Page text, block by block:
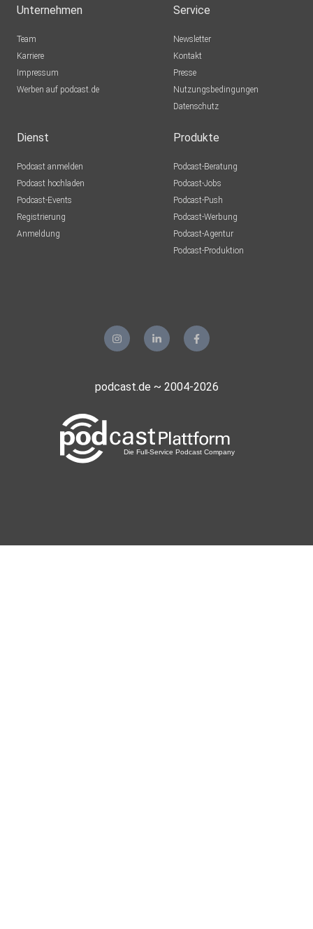
Unternehmen
Team
Karriere
Impressum
Werben auf podcast.de
Service
Newsletter
Kontakt
Presse
Nutzungsbedingungen
Datenschutz
Dienst
Podcast anmelden
Podcast hochladen
Podcast-Events
Registrierung
Anmeldung
Produkte
Podcast-Beratung
Podcast-Jobs
Podcast-Push
Podcast-Werbung
Podcast-Agentur
Podcast-Produktion
podcast.de ~ 2004-2026